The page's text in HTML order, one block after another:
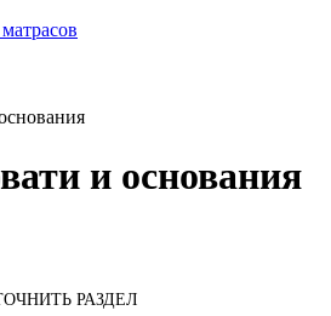
и основания
РАЗДЕЛ